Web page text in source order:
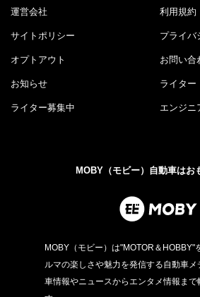
運営会社 利用規約
サイトポリシー プライバ
オプトアウト お問い合
お知らせ ライター
ライター募集中 エンジニ
MOBY（モビー）自動車はお
MOBY（モビー）は"MOTOR＆HOBBY"
ルマの楽しさや魅力を発信する自動車メ
車情報やニュースからエンタメ情報まで